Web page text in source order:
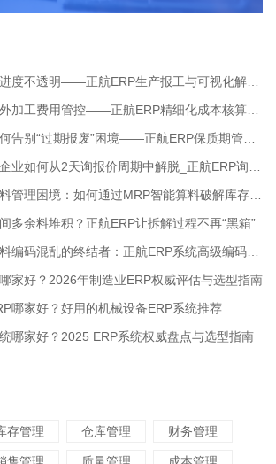
多余料堆积？正航ERP让拆解过程不再“黑箱”
家好？2026年制造业ERP权威评估与选型指南
哪家好？好用的机械设备ERP系统推荐
哪家好？2025 ERP系统权威盘点与选型指南
存管理 仓库管理 财务管理